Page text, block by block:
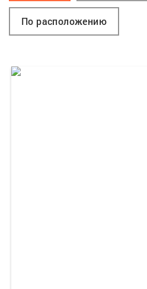
По расположению